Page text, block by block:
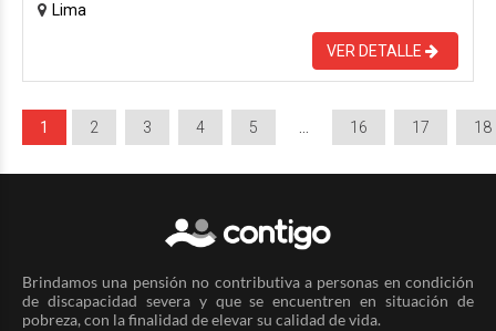
Lima
VER DETALLE
1 2 3 4 5 16 17 18
Brindamos una pensión no contributiva a personas en condición
de discapacidad severa y que se encuentren en situación de
pobreza, con la finalidad de elevar su calidad de vida.